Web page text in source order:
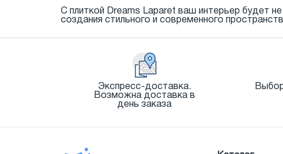
С плиткой Dreams Laparet ваш интерьер будет
создания стильного и современного
Экспресс-доставка.
Возможна доставка в
день заказа